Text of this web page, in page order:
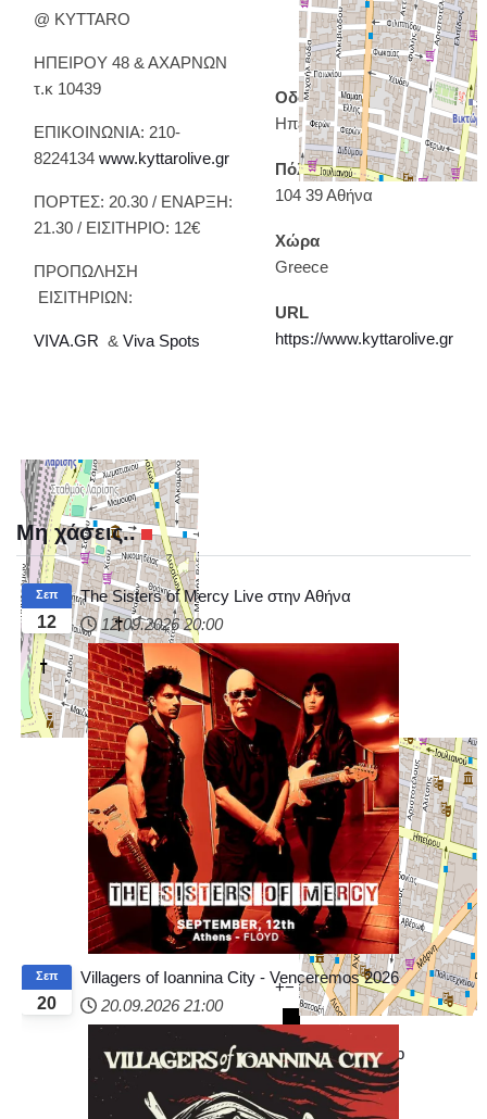
@ KYTTARO
ΗΠΕΙΡΟΥ 48 & ΑΧΑΡΝΩΝ
τ.κ 10439
ΕΠΙΚΟΙΝΩΝΙΑ: 210-
8224134 www.kyttarolive.gr
ΠΟΡΤΕΣ: 20.30 / ΕΝΑΡΞΗ:
21.30 / ΕΙΣΙΤΗΡΙΟ: 12€
ΠΡΟΠΩΛΗΣΗ
ΕΙΣΙΤΗΡΙΩΝ:
VIVA.GR & Viva Spots
+−
© OpenStreetMap
Οδός
Ηπείρου 48
Πόλη
104 39 Αθήνα
Χώρα
Greece
URL
https://www.kyttarolive.gr
Μη χάσεις..
12
Σεπ
The Sisters of Mercy Live στην Αθήνα
12.09.2026 20:00
20
Σεπ
Villagers of Ioannina City - Venceremos 2026
20.09.2026 21:00